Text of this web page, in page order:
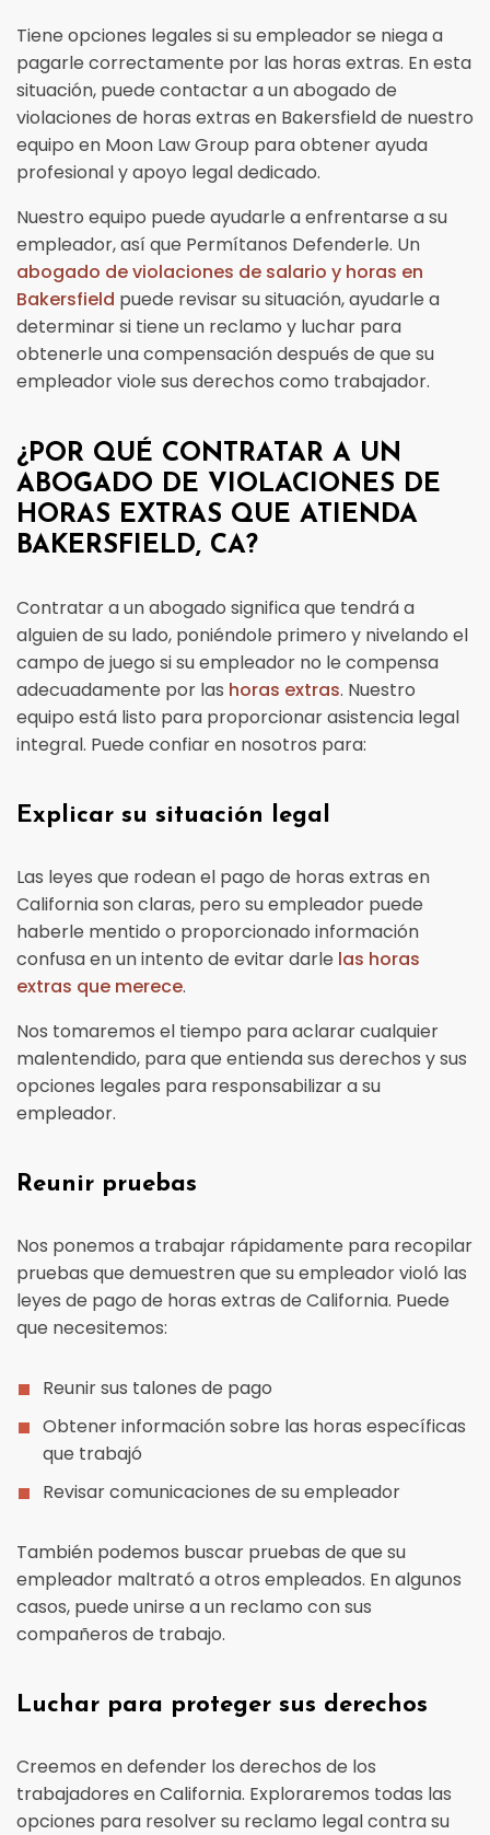
Tiene opciones legales si su empleador se niega a
pagarle correctamente por las horas extras. En esta
situación, puede contactar a un abogado de
violaciones de horas extras en Bakersfield de nuestro
equipo en Moon Law Group para obtener ayuda
profesional y apoyo legal dedicado.
Nuestro equipo puede ayudarle a enfrentarse a su
empleador, así que Permítanos Defenderle. Un
abogado de violaciones de salario y horas en
Bakersfield puede revisar su situación, ayudarle a
determinar si tiene un reclamo y luchar para
obtenerle una compensación después de que su
empleador viole sus derechos como trabajador.
¿POR QUÉ CONTRATAR A UN
ABOGADO DE VIOLACIONES DE
HORAS EXTRAS QUE ATIENDA
BAKERSFIELD, CA?
Contratar a un abogado significa que tendrá a
alguien de su lado, poniéndole primero y nivelando el
campo de juego si su empleador no le compensa
adecuadamente por las horas extras. Nuestro
equipo está listo para proporcionar asistencia legal
integral. Puede confiar en nosotros para:
Explicar su situación legal
Las leyes que rodean el pago de horas extras en
California son claras, pero su empleador puede
haberle mentido o proporcionado información
confusa en un intento de evitar darle las horas
extras que merece.
Nos tomaremos el tiempo para aclarar cualquier
malentendido, para que entienda sus derechos y sus
opciones legales para responsabilizar a su
empleador.
Reunir pruebas
Nos ponemos a trabajar rápidamente para recopilar
pruebas que demuestren que su empleador violó las
leyes de pago de horas extras de California. Puede
que necesitemos:
Reunir sus talones de pago
Obtener información sobre las horas específicas
que trabajó
Revisar comunicaciones de su empleador
También podemos buscar pruebas de que su
empleador maltrató a otros empleados. En algunos
casos, puede unirse a un reclamo con sus
compañeros de trabajo.
Luchar para proteger sus derechos
Creemos en defender los derechos de los
trabajadores en California. Exploraremos todas las
opciones para resolver su reclamo legal contra su